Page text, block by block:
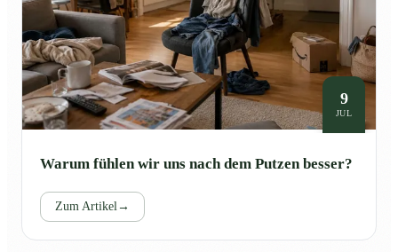
9
JUL
Warum fühlen wir uns nach dem Putzen besser?
Zum Artikel →